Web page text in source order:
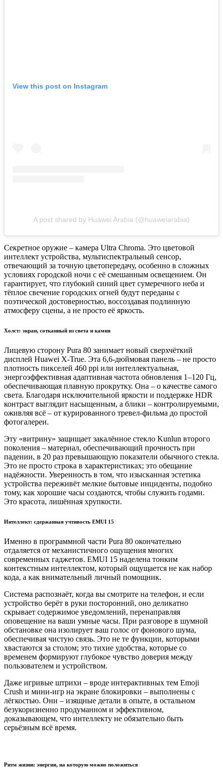
View this post on Instagram
A post shared by Huawei Arabia (@huaweiarabia)
Секретное оружие – камера Ultra Chroma. Это цветовой
интеллект устройства, мультиспектральный сенсор,
отвечающий за точную цветопередачу, особенно в сложных
условиях городской ночи с её смешанным освещением. Он
гарантирует, что глубокий синий цвет сумеречного неба и
тёплое свечение городских огней будут переданы с
поэтической достоверностью, воссоздавая подлинную
атмосферу сцены, а не просто её яркость.
Холст: экран, сотканный из света и камня
Лицевую сторону Pura 80 занимает новый сверхчёткий
дисплей Huawei X-True. Эта 6,6-дюймовая панель – не просто
плотность пикселей 460 ppi или интеллектуальная,
энергоэффективная адаптивная частота обновления 1–120 Гц,
обеспечивающая плавную прокрутку. Она – о качестве самого
света. Благодаря исключительной яркости и поддержке HDR
контраст выглядит насыщенным, а блики – контролируемыми,
оживляя всё – от курированного тревел-фильма до простой
фотогалереи.
Эту «витрину» защищает закалённое стекло Kunlun второго
поколения – материал, обеспечивающий прочность при
падении, в 20 раз превышающую показатели обычного стекла.
Это не просто строка в характеристиках; это обещание
надёжности. Уверенность в том, что изысканная эстетика
устройства переживёт мелкие бытовые инциденты, подобно
тому, как хорошие часы создаются, чтобы служить годами.
Это красота, лишённая хрупкости.
Интеллект: сдержанная учтивость EMUI 15
Именно в программной части Pura 80 окончательно
отдаляется от механистичного ощущения многих
современных гаджетов. EMUI 15 наделена тонким
контекстным интеллектом, который ощущается не как набор
кода, а как внимательный личный помощник.
Система распознаёт, когда вы смотрите на телефон, и если
устройство берёт в руки посторонний, оно деликатно
скрывает содержимое уведомлений, перенаправляя
оповещение на ваши умные часы. При разговоре в шумной
обстановке она изолирует ваш голос от фонового шума,
обеспечивая чистую связь. Это не те функции, которыми
хвастаются за столом; это тихие удобства, которые со
временем формируют глубокое чувство доверия между
пользователем и устройством.
Даже игривые штрихи – вроде интерактивных тем Emoji
Crush и мини-игр на экране блокировки – выполнены с
лёгкостью. Они – изящные детали в опыте, в остальном
безукоризненно продуманном и эффективном,
доказывающем, что интеллекту не обязательно быть
серьёзным всё время.
Ритм жизни: энергия, на которую можно положиться